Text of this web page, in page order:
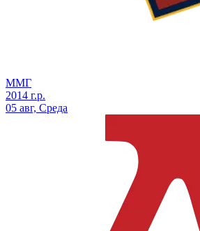
ММГ
2014 г.р.
05 авг, Среда